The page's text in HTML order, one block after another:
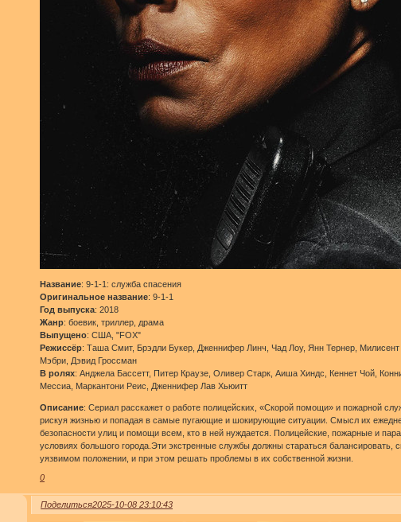
Название: 9-1-1: служба спасения
Оригинальное название: 9-1-1
Год выпуска: 2018
Жанр: боевик, триллер, драма
Выпущено: США, "FOX"
Режиссёр: Таша Смит, Брэдли Букер, Дженнифер Линч, Чад Лоу, Янн Тернер,
Мэбри, Дэвид Гроссман
В ролях: Анджела Бассетт, Питер Краузе, Оливер Старк, Аиша Хиндс, Кеннет Чой,
Мессиа, Маркантони Реис, Дженнифер Лав Хьюитт
Описание: Сериал расскажет о работе полицейских, «Скорой помощи» и пожарной
рискуя жизнью и попадая в самые пугающие и шокирующие ситуации. Смысл их
безопасности улиц и помощи всем, кто в ней нуждается. Полицейские, пожарные и
условиях большого города.Эти экстренные службы должны стараться балансировать,
уязвимом положении, и при этом решать проблемы в их собственной жизни.
0
Поделиться2025-10-08 23:10:43